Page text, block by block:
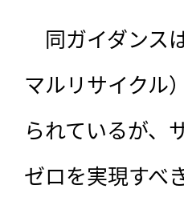
同ガイダンス
マルリサイクル
られているが、
ゼロを実現すべ